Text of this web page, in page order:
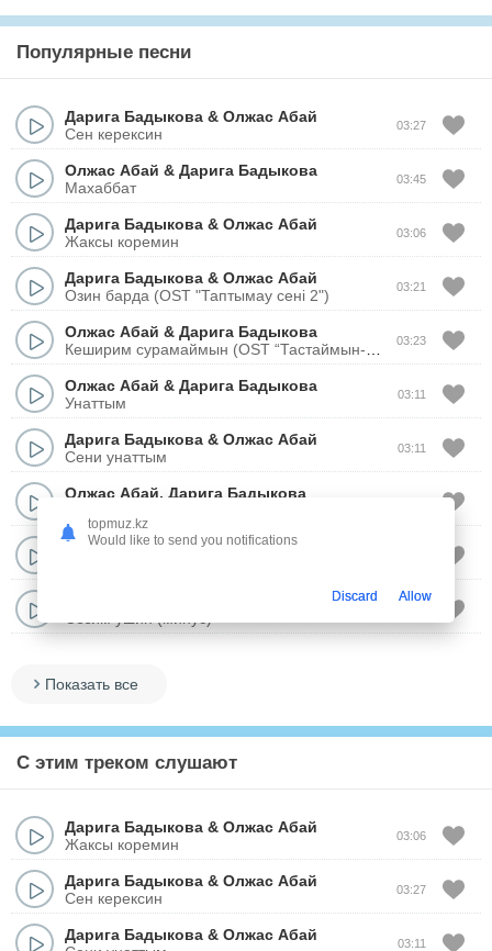
Популярные песни
Дарига Бадыкова & Олжас Абай
Сен керексин
03:27
Олжас Абай & Дарига Бадыкова
Махаббат
03:45
Дарига Бадыкова & Олжас Абай
Жаксы коремин
03:06
Дарига Бадыкова & Олжас Абай
Озин барда (OST "Таптымау сені 2")
03:21
Олжас Абай & Дарига Бадыкова
03:23
Олжас Абай & Дарига Бадыкова
Унаттым
03:11
Дарига Бадыкова & Олжас Абай
Сени унаттым
03:11
Олжас Абай, Дарига Бадыкова
Асет Есжан &Олжас Абай
Показать все
С этим треком слушают
Дарига Бадыкова & Олжас Абай
Жаксы коремин
03:06
Дарига Бадыкова & Олжас Абай
Сен керексин
03:27
Дарига Бадыкова & Олжас Абай
03:11
topmuz.kz
Would like to send you notifications
Discard Allow